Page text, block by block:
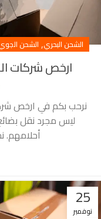
الشحن البحري, الشحن
ارخص شركات
نرحب بكم في ارخص
ليس مجرد نقل
25
نوفمبر